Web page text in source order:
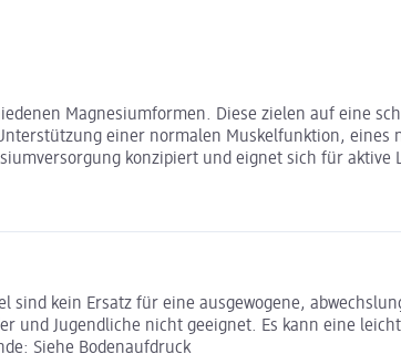
Magnesiumformen. Diese zielen auf eine
einer normalen Muskelfunktion,
konzipiert und eignet sich für aktive
kein Ersatz für eine ausgewogene,
und Jugendliche nicht geeignet. Es kann eine
Siehe Bodenaufdruck